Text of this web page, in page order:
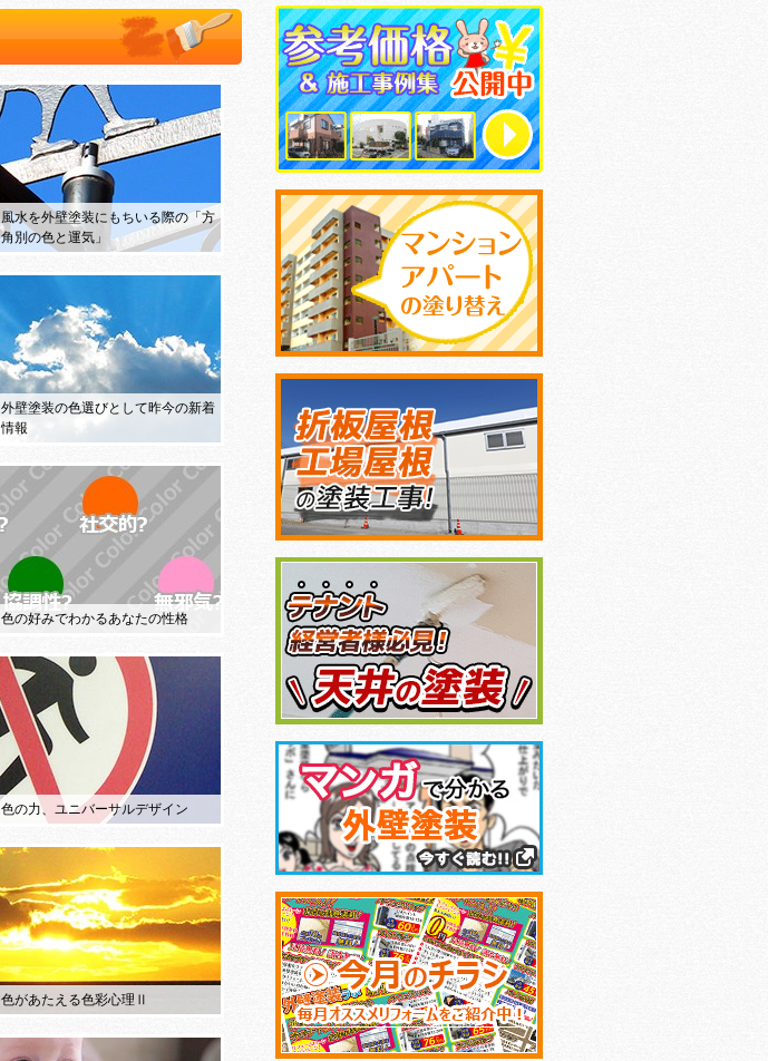
風水を外壁塗装にもちいる際の「方
角別の色と運気」
外壁塗装の色選びとして昨今の新着
情報
色の好みでわかるあなたの性格
色の力、ユニバーサルデザイン
色があたえる色彩心理Ⅱ